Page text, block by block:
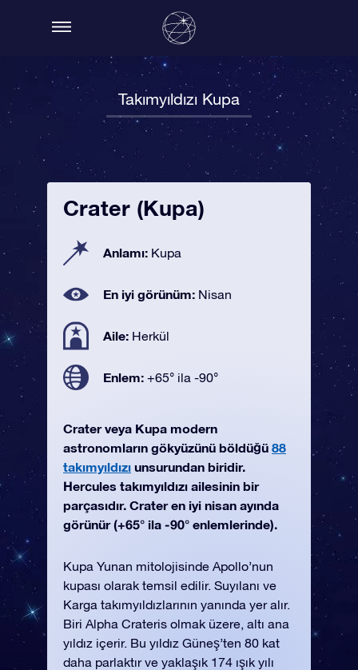
Takımyıldızı Kupa
Crater (Kupa)
Anlamı: Kupa
En iyi görünüm: Nisan
Aile: Herkül
Enlem: +65° ila -90°
Crater veya Kupa modern
astronomların gökyüzünü böldüğü 88
takımyıldızı unsurundan biridir.
Hercules takımyıldızı ailesinin bir
parçasıdır. Crater en iyi nisan ayında
görünür (+65° ila -90° enlemlerinde).
Kupa Yunan mitolojisinde Apollo’nun
kupası olarak temsil edilir. Suyılanı ve
Karga takımyıldızlarının yanında yer alır.
Biri Alpha Crateris olmak üzere, altı ana
yıldız içerir. Bu yıldız Güneş’ten 80 kat
daha parlaktır ve yaklaşık 174 ışık yılı